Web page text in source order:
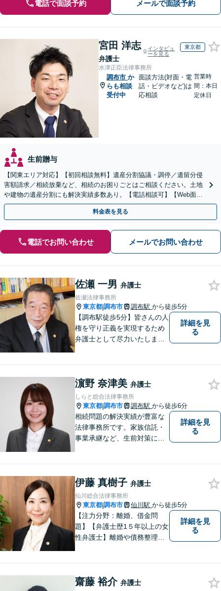
電話で面談予約 メールで面談予約
宮田 洋志
弁護士
インタビュ
ーを見る
東京都
水津正臣法律事務所
調布市 か
らも相談
受付中
面談方法(対面・電
話・ビデオなど)は
応相談
営業時
間：本日
定休日
生前贈与
【関東エリア対応】【初回相談無料】遺産分割協議・調停／遺留分侵
害額請求／相続放棄など、相続のお困りごとはご相談ください。土地
や建物の遺産分割にも解決実績多数あり。【電話相談可】【Web面談
可】遺言書作成や財産の整理など生前対策もサポート
料金表を見る
電話でお問い合わせ メールでお問い合わせ
佐瀬 一男 弁護士
佐瀬法律事務所
東京都|調布市 調布駅 から徒歩5分
【調布駅徒歩5分】皆さんの人
権を守り正義を実現するため
弁護士として尽力いたしま
詳細を見
る
濵野 奈津美 弁護士
しらと総合法律事務所
東京都|調布市 調布駅 から徒歩6分
相続問題の解決実績が豊富な
法律事務所です。家族信託・
事業承継など、生前対策にも
詳細を見
る
伊藤 真樹子 弁護士
仙川総合法律事務所
東京都|調布市 仙川駅 から徒歩5分
【注力分野：離婚、借金問
題】【弁護士歴1５年以上の女
性弁護士】離婚や債務整理
す。【仙川駅５分】
詳細を見
る
齋藤 裕介 弁護士